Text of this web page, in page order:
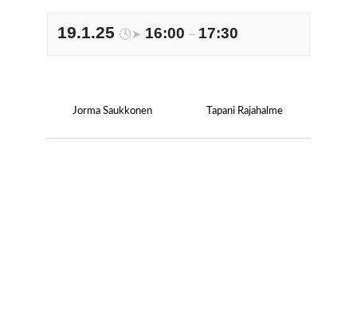
19.1.25 🕓➤ 16:00 – 17:30
Jorma Saukkonen Tapani Rajahalme